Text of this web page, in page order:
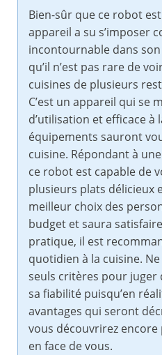
Bien-sûr que ce robot
appareil a su s’imposer
incontournable dans
qu’il n’est pas rare de
cuisines de plusieurs
C’est un appareil qui se
d’utilisation et efficace à
équipements sauront
cuisine. Répondant à
ce robot est capable de
plusieurs plats délicieux
meilleur choix des
budget et saura
pratique, il est
quotidien à la cuisine.
seuls critères pour juger
sa fiabilité puisqu’en
avantages qui seront
vous découvrirez encore
en face de vous.